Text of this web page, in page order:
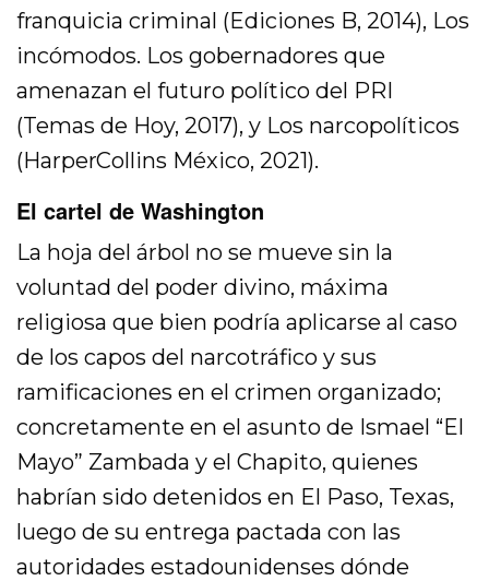
franquicia criminal (Ediciones B, 2014), Los
incómodos. Los gobernadores que
amenazan el futuro político del PRI
(Temas de Hoy, 2017), y Los narcopolíticos
(HarperCollins México, 2021).
El cartel de Washington
La hoja del árbol no se mueve sin la
voluntad del poder divino, máxima
religiosa que bien podría aplicarse al caso
de los capos del narcotráfico y sus
ramificaciones en el crimen organizado;
concretamente en el asunto de Ismael “El
Mayo” Zambada y el Chapito, quienes
habrían sido detenidos en El Paso, Texas,
luego de su entrega pactada con las
autoridades estadounidenses dónde